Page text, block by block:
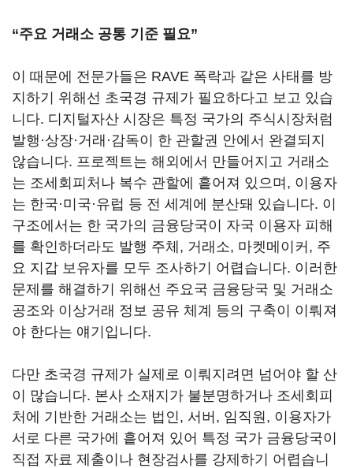
“주요 거래소 공통 기준 필요”
이 때문에 전문가들은 RAVE 폭락과 같은 사태를 방
지하기 위해선 초국경 규제가 필요하다고 보고 있습
니다. 디지털자산 시장은 특정 국가의 주식시장처럼
발행·상장·거래·감독이 한 관할권 안에서 완결되지
않습니다. 프로젝트는 해외에서 만들어지고 거래소
는 조세회피처나 복수 관할에 흩어져 있으며, 이용자
는 한국·미국·유럽 등 전 세계에 분산돼 있습니다. 이
구조에서는 한 국가의 금융당국이 자국 이용자 피해
를 확인하더라도 발행 주체, 거래소, 마켓메이커, 주
요 지갑 보유자를 모두 조사하기 어렵습니다. 이러한
문제를 해결하기 위해선 주요국 금융당국 및 거래소
공조와 이상거래 정보 공유 체계 등의 구축이 이뤄져
야 한다는 얘기입니다.
다만 초국경 규제가 실제로 이뤄지려면 넘어야 할 산
이 많습니다. 본사 소재지가 불분명하거나 조세회피
처에 기반한 거래소는 법인, 서버, 임직원, 이용자가
서로 다른 국가에 흩어져 있어 특정 국가 금융당국이
직접 자료 제출이나 현장검사를 강제하기 어렵습니